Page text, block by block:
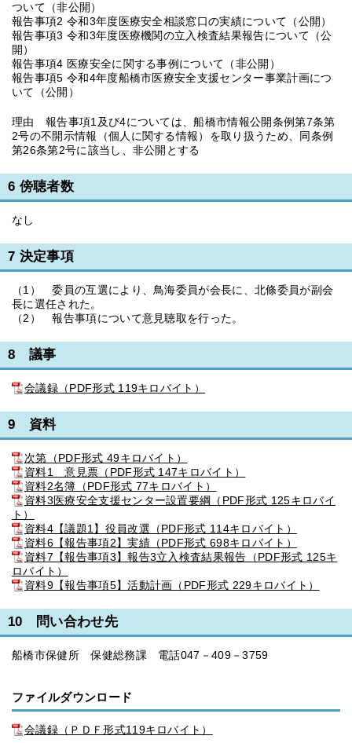
ついて（非公開）
報告事項2 令和3年度医療安全相談窓口の実績について（公開）
報告事項3 令和3年度医療機関の立入検査結果報告について（公
開）
報告事項4 医療安全に関する事例について（非公開）
報告事項5 令和4年度船橋市医療安全支援センター事業計画につ
いて（公開）
理由 報告事項1及び4については、船橋市情報公開条例第7条第
2号の不開示情報（個人に関する情報）を取り扱うため、同条例
第26条第2号に該当し、非公開とする
6 傍聴者数
なし
7 決定事項
（1） 委員の互選により、鳥海委員が会長に、北條委員が副会
長に選任された。
（2） 報告事項について意見聴取を行った。
8 議事
会議録（PDF形式 119キロバイト）
9 資料
次第（PDF形式 49キロバイト）
資料1 意見票（PDF形式 147キロバイト）
資料2名簿（PDF形式 77キロバイト）
資料3医療安全支援センター設置要綱（PDF形式 125キロバイ
ト）
資料4【議題1】役員改選（PDF形式 114キロバイト）
資料6【報告事項2】実績（PDF形式 698キロバイト）
資料7【報告事項3】報告3立入検査結果報告（PDF形式 125キ
ロバイト）
資料9【報告事項5】活動計画（PDF形式 229キロバイト）
10 問い合わせ先
船橋市保健所 保健総務課 電話047－409－3759
ファイルダウンロード
会議録（ＰＤＦ形式119キロバイト）